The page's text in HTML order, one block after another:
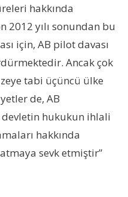
hakkında
yılı sonundan bu
için, AB pilot davası
Ancak çok
tabi üçüncü ülke
de, AB
devletin hukukun ihlali
hakkında
sevk etmiştir”